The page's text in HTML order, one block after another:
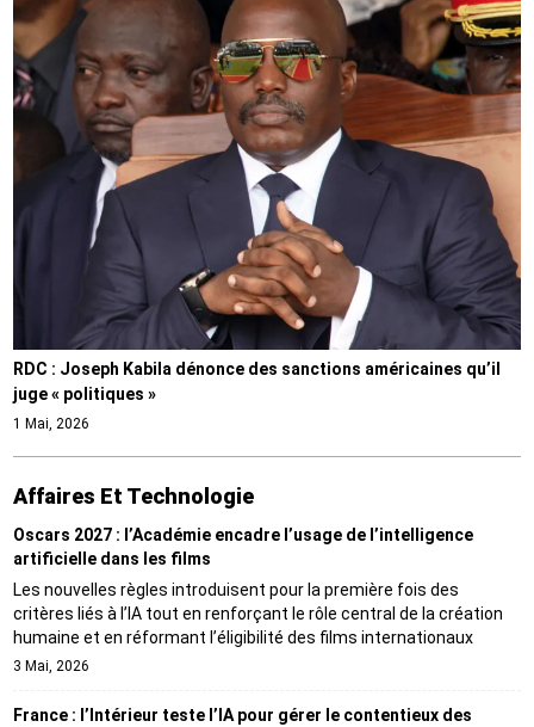
RDC : Joseph Kabila dénonce des sanctions américaines qu’il
juge « politiques »
1 Mai, 2026
Affaires Et Technologie
Oscars 2027 : l’Académie encadre l’usage de l’intelligence
artificielle dans les films
Les nouvelles règles introduisent pour la première fois des
critères liés à l’IA tout en renforçant le rôle central de la création
humaine et en réformant l’éligibilité des films internationaux
3 Mai, 2026
France : l’Intérieur teste l’IA pour gérer le contentieux des